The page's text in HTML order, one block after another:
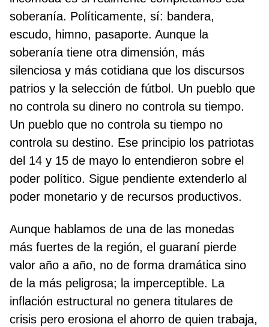
soberanía. Políticamente, sí: bandera,
escudo, himno, pasaporte. Aunque la
soberanía tiene otra dimensión, más
silenciosa y más cotidiana que los discursos
patrios y la selección de fútbol. Un pueblo que
no controla su dinero no controla su tiempo.
Un pueblo que no controla su tiempo no
controla su destino. Ese principio los patriotas
del 14 y 15 de mayo lo entendieron sobre el
poder político. Sigue pendiente extenderlo al
poder monetario y de recursos productivos.
Aunque hablamos de una de las monedas
más fuertes de la región, el guaraní pierde
valor año a año, no de forma dramática sino
de la más peligrosa; la imperceptible. La
inflación estructural no genera titulares de
crisis pero erosiona el ahorro de quien trabaja,